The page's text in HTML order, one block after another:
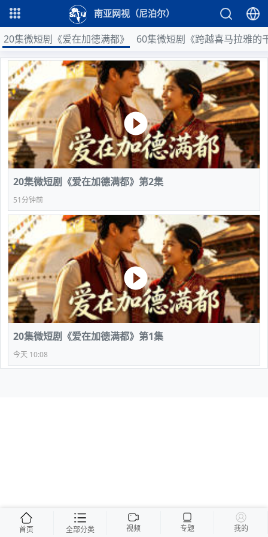
南亚网视（尼泊尔）
20集微短剧《爱在加德满都》 60集微短剧《跨越喜马拉雅的
20集微短剧《爱在加德满都》第2集
51分钟前
20集微短剧《爱在加德满都》第1集
今天 10:08
首页 全部分类 视频 专题 我的